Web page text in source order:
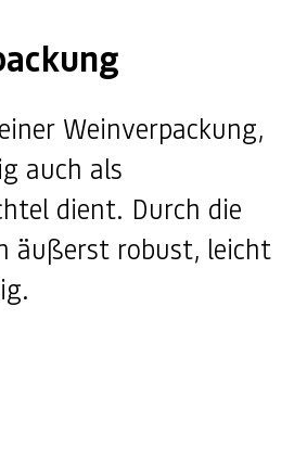
Weinverpackung,
auch als
dient. Durch die
äußerst robust, leicht